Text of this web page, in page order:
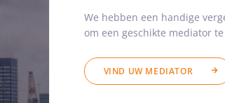
We hebben een handige
om een geschikte mediator
VIND UW MEDIATOR